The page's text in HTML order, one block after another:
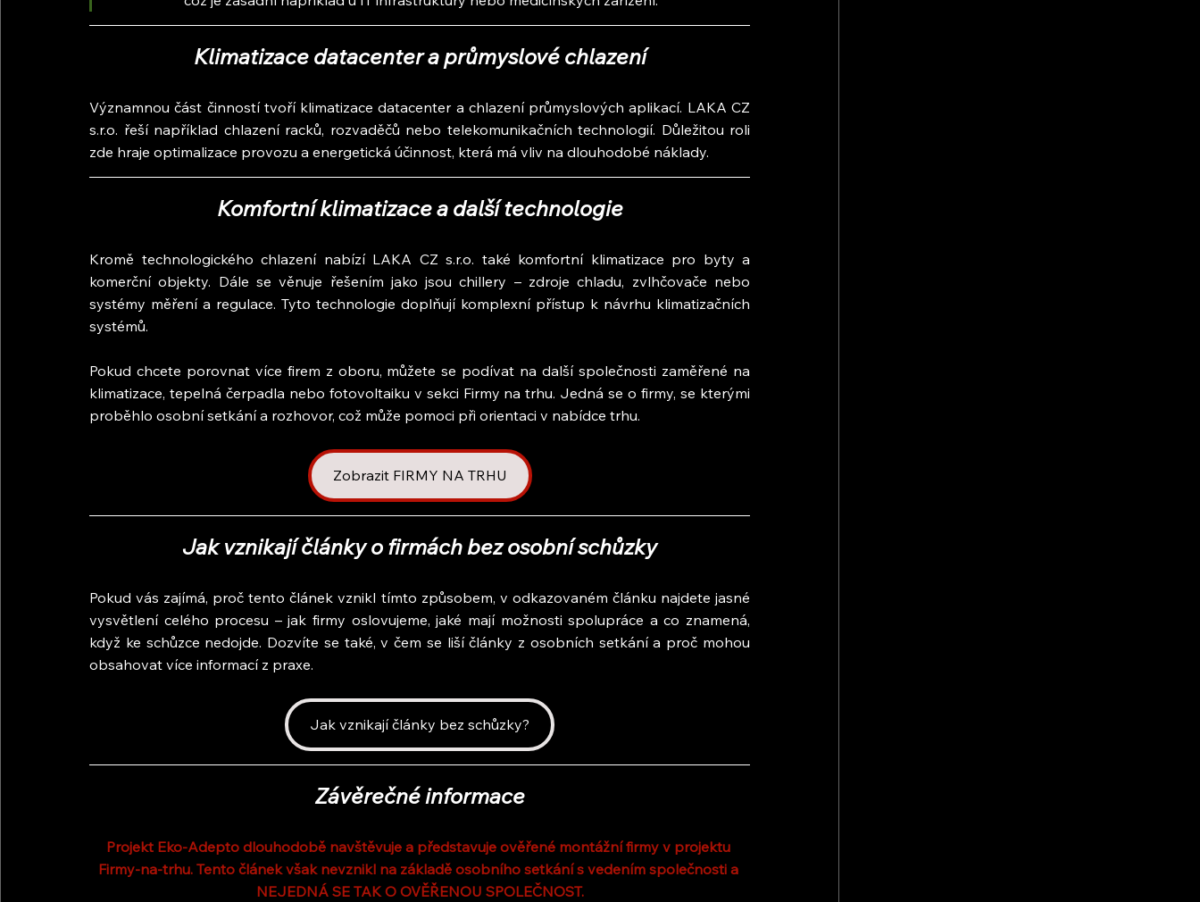
Klimatizace datacenter a průmyslové chlazení
Významnou část činností tvoří klimatizace datacenter a chlazení průmyslových aplikací. LAKA CZ
s.r.o. řeší například chlazení racků, rozvaděčů nebo telekomunikačních technologií. Důležitou roli
zde hraje optimalizace provozu a energetická účinnost, která má vliv na dlouhodobé náklady.
Komfortní klimatizace a další technologie
Kromě technologického chlazení nabízí LAKA CZ s.r.o. také komfortní klimatizace pro byty a
komerční objekty. Dále se věnuje řešením jako jsou chillery – zdroje chladu, zvlhčovače nebo
systémy měření a regulace. Tyto technologie doplňují komplexní přístup k návrhu klimatizačních
systémů.
Pokud chcete porovnat více firem z oboru, můžete se podívat na další společnosti zaměřené na
klimatizace, tepelná čerpadla nebo fotovoltaiku v sekci Firmy na trhu. Jedná se o firmy, se kterými
proběhlo osobní setkání a rozhovor, což může pomoci při orientaci v nabídce trhu.
Zobrazit FIRMY NA TRHU
Jak vznikají články o firmách bez osobní schůzky
Pokud vás zajímá, proč tento článek vznikl tímto způsobem, v odkazovaném článku najdete jasné
vysvětlení celého procesu – jak firmy oslovujeme, jaké mají možnosti spolupráce a co znamená,
když ke schůzce nedojde. Dozvíte se také, v čem se liší články z osobních setkání a proč mohou
obsahovat více informací z praxe.
Jak vznikají články bez schůzky?
Závěrečné informace
Projekt Eko-Adepto dlouhodobě navštěvuje a představuje ověřené montážní firmy v projektu
Firmy-na-trhu. Tento článek však nevznikl na základě osobního setkání s vedením společnosti a
NEJEDNÁ SE TAK O OVĚŘENOU SPOLEČNOST.